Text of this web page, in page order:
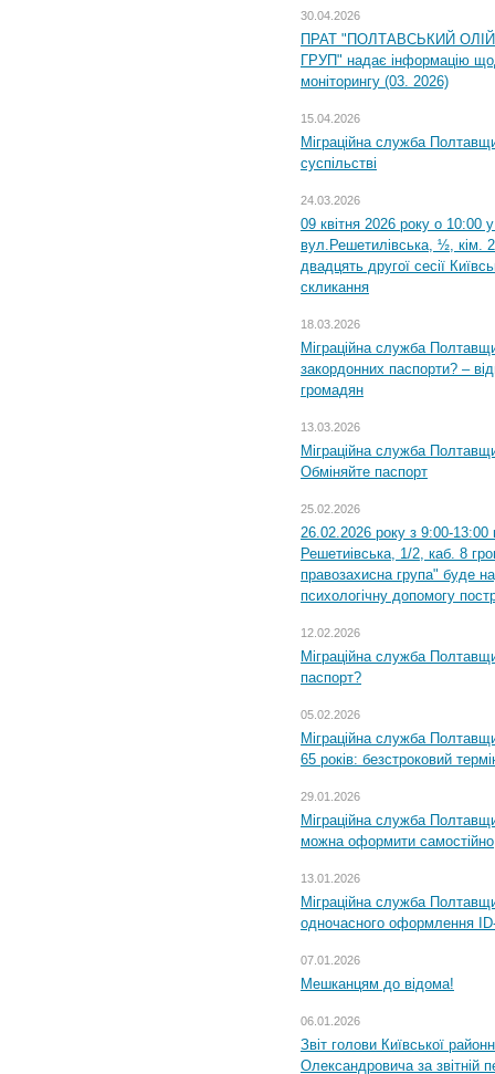
30.04.2026
ПРАТ "ПОЛТАВСЬКИЙ
ГРУП" надає інформацію
моніторингу (03. 2026)
15.04.2026
Міграційна служба
суспільстві
24.03.2026
09 квітня 2026 року о 10:00
вул.Решетилівська, ½, кім.
двадцять другої сесії
скликання
18.03.2026
Міграційна служба
закордонних паспорти? –
громадян
13.03.2026
Міграційна служба
Обміняйте паспорт
25.02.2026
26.02.2026 року з 9:00-
Решетиівська, 1/2, каб. 8
правозахисна група" буде
психологічну допомогу
12.02.2026
Міграційна служба
паспорт?
05.02.2026
Міграційна служба
65 років: безстроковий
29.01.2026
Міграційна служба
можна оформити самостійно
13.01.2026
Міграційна служба
одночасного оформлення
07.01.2026
Мешканцям до відома!
06.01.2026
Звіт голови Київської
Олександровича за звітній